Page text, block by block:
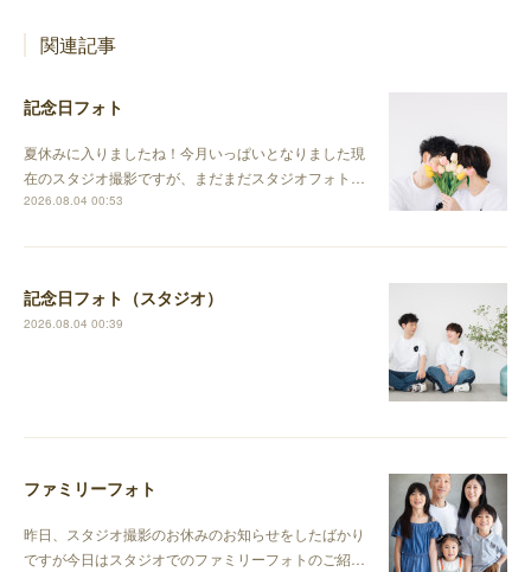
関連記事
記念日フォト
夏休みに入りましたね！今月いっぱいとなりました現
在のスタジオ撮影ですが、まだまだスタジオフォト…
2026.08.04 00:53
記念日フォト（スタジオ）
2026.08.04 00:39
ファミリーフォト
昨日、スタジオ撮影のお休みのお知らせをしたばかり
ですが今日はスタジオでのファミリーフォトのご紹…